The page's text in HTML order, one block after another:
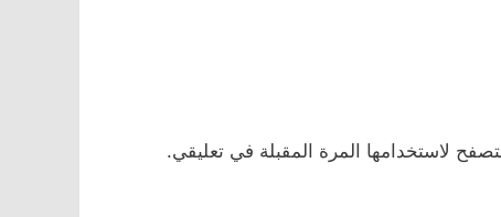
لاستخدامها المرة المقبلة في تعليقي.